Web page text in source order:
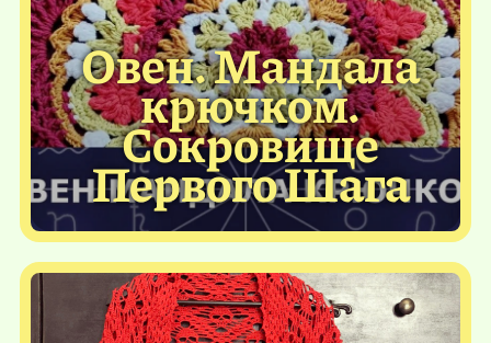
Овен. Мандала
крючком.
Сокровище
Первого Шага